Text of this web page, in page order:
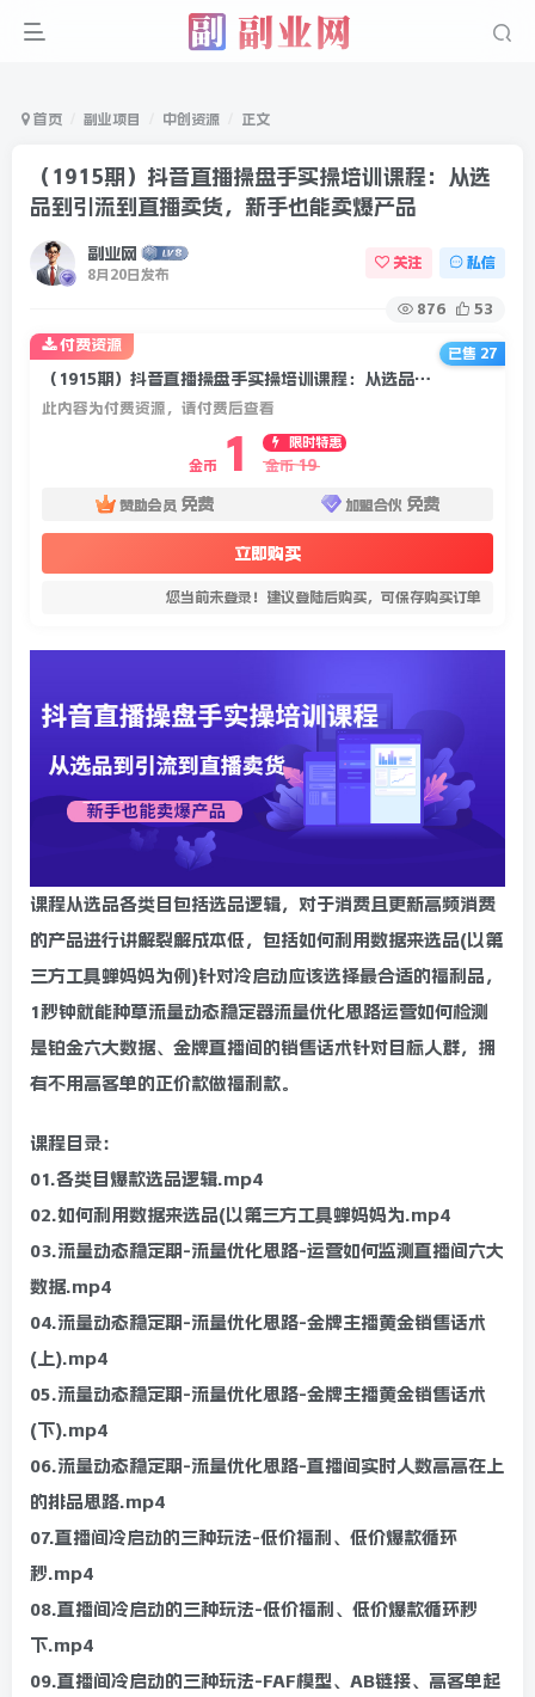
首页 副业项目 中创资源 正文
（1915期）抖音直播操盘手实操培训课程：从选
品到引流到直播卖货，新手也能卖爆产品
副业网
8月20日发布
关注 私信
876 53
（1915期）抖音直播操盘手实操培训课程：从选品到引流到直播卖货，新手也能卖爆产品
此内容为付费资源，请付费后查看
金币 1
限时特惠
金币 19
赞助会员 免费 加盟合伙 免费
立即购买
您当前未登录！建议登陆后购买，可保存购买订单
付费资源
已售 27
课程从选品各类目包括选品逻辑，对于消费且更新高频消费
的产品进行讲解裂解成本低，包括如何利用数据来选品(以第
三方工具蝉妈妈为例)针对冷启动应该选择最合适的福利品，
1秒钟就能种草流量动态稳定器流量优化思路运营如何检测
是铂金六大数据、金牌直播间的销售话术针对目标人群，拥
有不用高客单的正价款做福利款。
课程目录：
01.各类目爆款选品逻辑.mp4
02.如何利用数据来选品(以第三方工具蝉妈妈为.mp4
03.流量动态稳定期-流量优化思路-运营如何监测直播间六大
数据.mp4
04.流量动态稳定期-流量优化思路-金牌主播黄金销售话术
(上).mp4
05.流量动态稳定期-流量优化思路-金牌主播黄金销售话术
(下).mp4
06.流量动态稳定期-流量优化思路-直播间实时人数高高在上
的排品思路.mp4
07.直播间冷启动的三种玩法-低价福利、低价爆款循环
秒.mp4
08.直播间冷启动的三种玩法-低价福利、低价爆款循环秒
下.mp4
09.直播间冷启动的三种玩法-FAF模型、AB链接、高客单起